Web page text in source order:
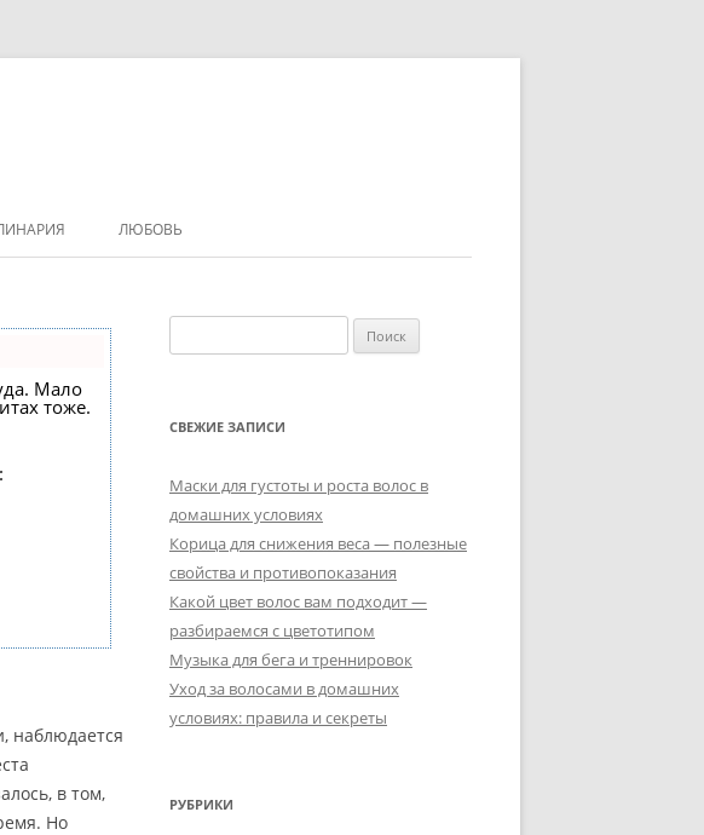
ЛЮБОВЬ
Мало
тоже.
наблюдается
в том,
Но
СВЕЖИЕ ЗАПИСИ
Маски для густоты и роста волос в
домашних условиях
Корица для снижения веса — полезные
свойства и противопоказания
Какой цвет волос вам подходит —
разбираемся с цветотипом
Музыка для бега и треннировок
Уход за волосами в домашних
условиях: правила и секреты
РУБРИКИ